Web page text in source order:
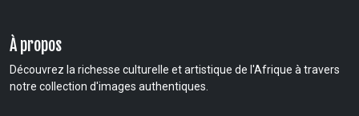
À propos
Découvrez la richesse culturelle et artistique de l'Afrique à travers
notre collection d'images authentiques.